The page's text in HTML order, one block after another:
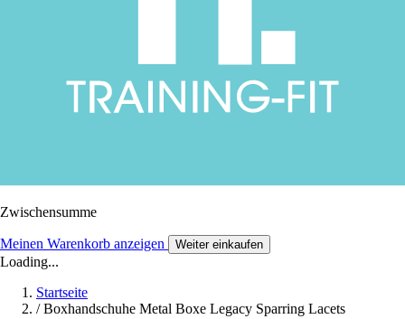
Zwischensumme
Meinen Warenkorb anzeigen Weiter einkaufen
Loading...
Startseite
/ Boxhandschuhe Metal Boxe Legacy Sparring Lacets